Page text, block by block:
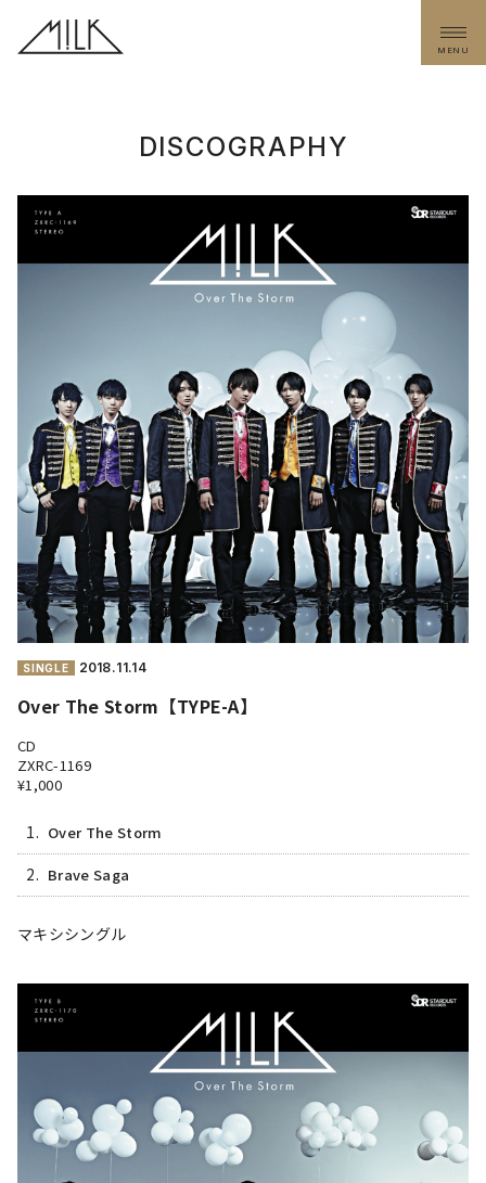
MENU
DISCOGRAPHY
SINGLE 2018.11.14
Over The Storm【TYPE-A】
CD
ZXRC-1169
¥1,000
1. Over The Storm
2. Brave Saga
マキシシングル